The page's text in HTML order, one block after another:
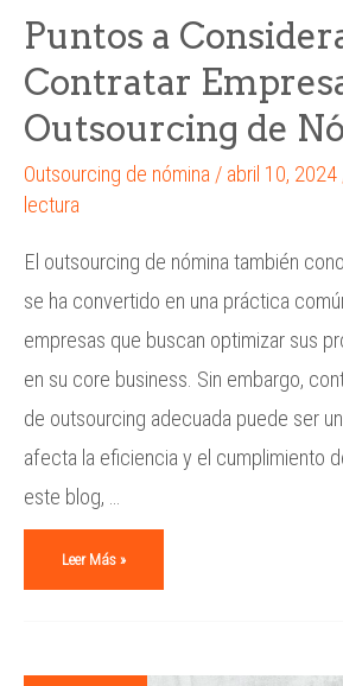
Puntos a
Contratar
Outsourcing de
Outsourcing de nómina / abril 10, 2024
lectura
El outsourcing de nómina también
se ha convertido en una práctica
empresas que buscan optimizar sus
en su core business. Sin embargo,
de outsourcing adecuada puede ser
afecta la eficiencia y el cumplimiento
este blog, …
Leer Más »